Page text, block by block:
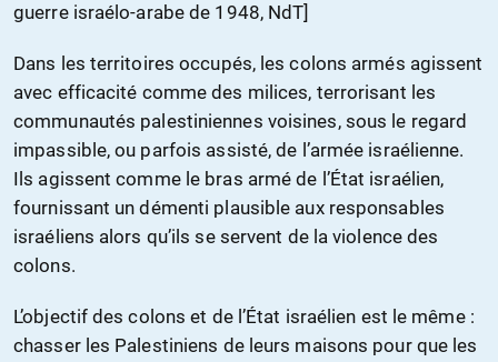
guerre israélo-arabe de 1948, NdT]
Dans les territoires occupés, les colons armés agissent
avec efficacité comme des milices, terrorisant les
communautés palestiniennes voisines, sous le regard
impassible, ou parfois assisté, de l’armée israélienne.
Ils agissent comme le bras armé de l’État israélien,
fournissant un démenti plausible aux responsables
israéliens alors qu’ils se servent de la violence des
colons.
L’objectif des colons et de l’État israélien est le même :
chasser les Palestiniens de leurs maisons pour que les